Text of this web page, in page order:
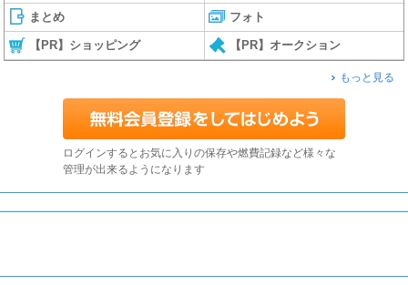
まとめ フォト
【PR】ショッピング 【PR】オークション
もっと見る
ログインするとお気に入りの保存や燃費記録など様々な
管理が出来るようになります